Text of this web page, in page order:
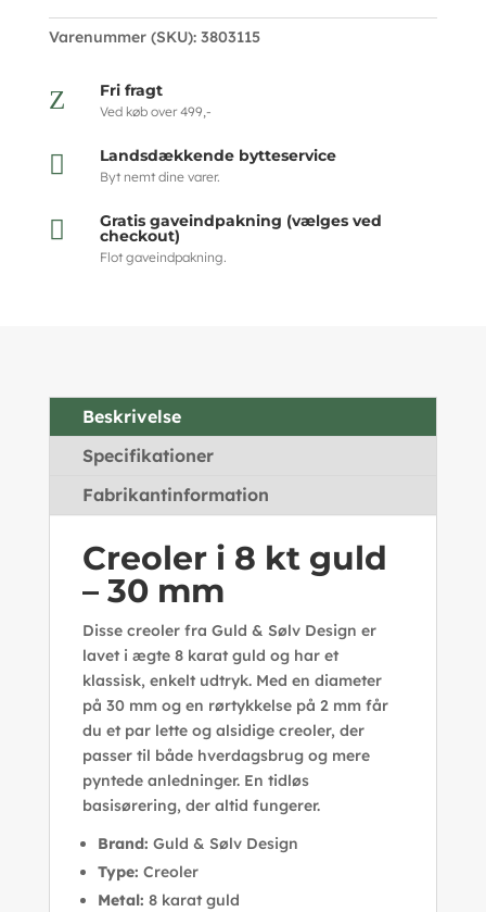
Varenummer (SKU): 3803115
Z Fri fragt
Ved køb over 499,-
 Landsdækkende bytteservice
Byt nemt dine varer.
 Gratis gaveindpakning (vælges ved
checkout)
Flot gaveindpakning.
Beskrivelse
Specifikationer
Fabrikantinformation
Creoler i 8 kt guld
– 30 mm
Disse creoler fra Guld & Sølv Design er
lavet i ægte 8 karat guld og har et
klassisk, enkelt udtryk. Med en diameter
på 30 mm og en rørtykkelse på 2 mm får
du et par lette og alsidige creoler, der
passer til både hverdagsbrug og mere
pyntede anledninger. En tidløs
basisørering, der altid fungerer.
Brand: Guld & Sølv Design
Type: Creoler
Metal: 8 karat guld